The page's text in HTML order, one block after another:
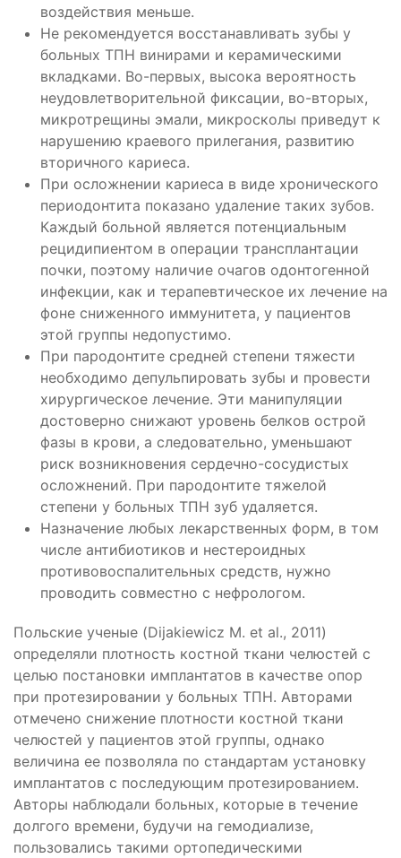
воздействия меньше.
Не рекомендуется восстанавливать зубы у
больных ТПН винирами и керамическими
вкладками. Во-первых, высока вероятность
неудовлетворительной фиксации, во-вторых,
микротрещины эмали, микросколы приведут к
нарушению краевого прилегания, развитию
вторичного кариеса.
При осложнении кариеса в виде хронического
периодонтита показано удаление таких зубов.
Каждый больной является потенциальным
рецидипиентом в операции трансплантации
почки, поэтому наличие очагов одонтогенной
инфекции, как и терапевтическое их лечение на
фоне сниженного иммунитета, у пациентов
этой группы недопустимо.
При пародонтите средней степени тяжести
необходимо депульпировать зубы и провести
хирургическое лечение. Эти манипуляции
достоверно снижают уровень белков острой
фазы в крови, а следовательно, уменьшают
риск возникновения сердечно-сосудистых
осложнений. При пародонтите тяжелой
степени у больных ТПН зуб удаляется.
Назначение любых лекарственных форм, в том
числе антибиотиков и нестероидных
противовоспалительных средств, нужно
проводить совместно с нефрологом.
Польские ученые (Dijakiewicz M. еt al., 2011)
определяли плотность костной ткани челюстей с
целью постановки имплантатов в качестве опор
при протезировании у больных ТПН. Авторами
отмечено снижение плотности костной ткани
челюстей у пациентов этой группы, однако
величина ее позволяла по стандартам установку
имплантатов с последующим протезированием.
Авторы наблюдали больных, которые в течение
долгого времени, будучи на гемодиализе,
пользовались такими ортопедическими